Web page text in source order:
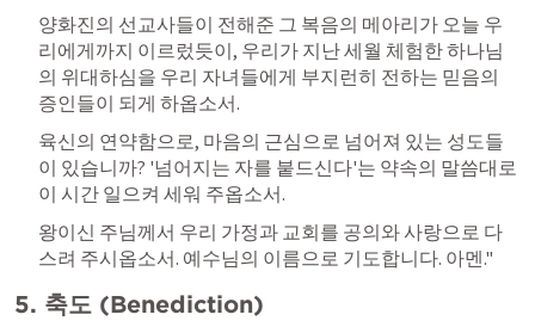
양화진의 선교사들이 전해준 그 복음의 메아리가 오늘 우
리에게까지 이르렀듯이, 우리가 지난 세월 체험한 하나님
의 위대하심을 우리 자녀들에게 부지런히 전하는 믿음의
증인들이 되게 하옵소서.
육신의 연약함으로, 마음의 근심으로 넘어져 있는 성도들
이 있습니까? '넘어지는 자를 붙드신다'는 약속의 말씀대로
이 시간 일으켜 세워 주옵소서.
왕이신 주님께서 우리 가정과 교회를 공의와 사랑으로 다
스려 주시옵소서. 예수님의 이름으로 기도합니다. 아멘."
5. 축도 (Benediction)